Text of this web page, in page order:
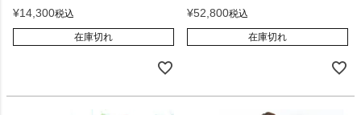
¥14,300税込
在庫切れ
¥52,800税込
在庫切れ